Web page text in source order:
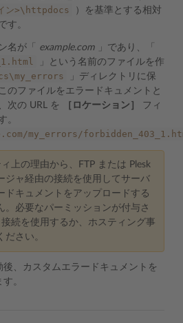
ン>\httpdocs
）を基準とする相対
す。
名が「 example.com 」であり、「
」という名前のファイルを作
」ディレクトリに保
のファイルをエラードキュメントと
次の URL を
［ロケーション］
フィ
。
my_errors/
上の理由から、FTP または Plesk
ジャ経由の接続を使用してサーバ
ドキュメントをアップロードする
。必要なパーミッションが付与さ
続を使用するか、ホスティング事
ださい。
後、カスタムエラードキュメントを
。